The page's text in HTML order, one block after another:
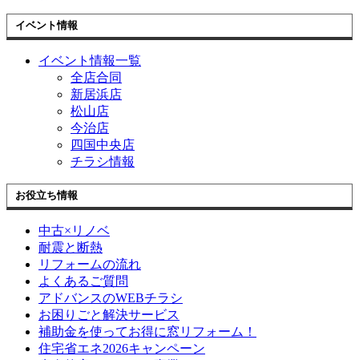
イベント情報
イベント情報一覧
全店合同
新居浜店
松山店
今治店
四国中央店
チラシ情報
お役立ち情報
中古×リノベ
耐震と断熱
リフォームの流れ
よくあるご質問
アドバンスのWEBチラシ
お困りごと解決サービス
補助金を使ってお得に窓リフォーム！
住宅省エネ2026キャンペーン